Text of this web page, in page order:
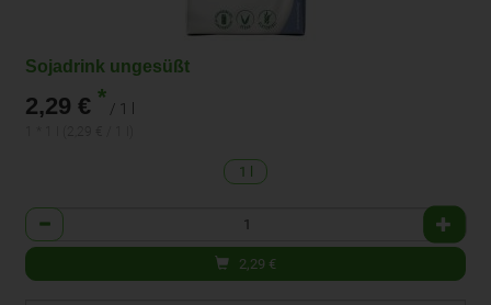
Sojadrink ungesüßt
2,29 € * / 1 l
1 l
Anzahl
2,29 €